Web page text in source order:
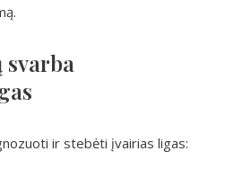
ir stebėti įvairias ligas: